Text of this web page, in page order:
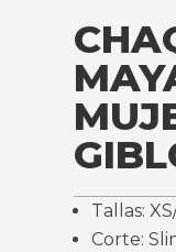
Tallas:
Corte: